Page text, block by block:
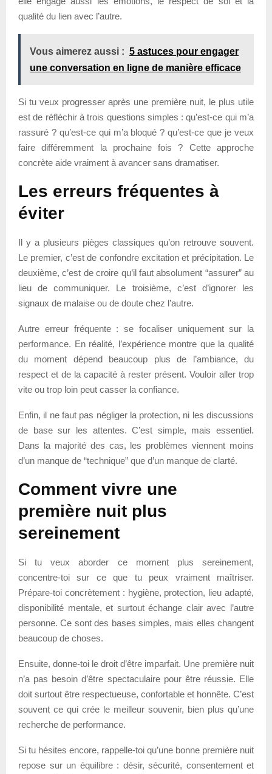
qualité du lien avec l’autre.
Vous aimerez aussi : 5 astuces pour engager
une conversation en ligne de manière efficace
Si tu veux progresser après une première nuit, le plus utile
est de réfléchir à trois questions simples : qu’est-ce qui m’a
rassuré ? qu’est-ce qui m’a bloqué ? qu’est-ce que je veux
faire différemment la prochaine fois ? Cette approche
concrète aide vraiment à avancer sans dramatiser.
Les erreurs fréquentes à
éviter
Il y a plusieurs pièges classiques qu’on retrouve souvent.
Le premier, c’est de confondre excitation et précipitation. Le
deuxième, c’est de croire qu’il faut absolument “assurer” au
lieu de communiquer. Le troisième, c’est d’ignorer les
signaux de malaise ou de doute chez l’autre.
Autre erreur fréquente : se focaliser uniquement sur la
performance. En réalité, l’expérience montre que la qualité
du moment dépend beaucoup plus de l’ambiance, du
respect et de la capacité à rester présent. Vouloir aller trop
vite ou trop loin peut casser la confiance.
Enfin, il ne faut pas négliger la protection, ni les discussions
de base sur les attentes. C’est simple, mais essentiel.
Dans la majorité des cas, les problèmes viennent moins
d’un manque de “technique” que d’un manque de clarté.
Comment vivre une
première nuit plus
sereinement
Si tu veux aborder ce moment plus sereinement,
concentre-toi sur ce que tu peux vraiment maîtriser.
Prépare-toi concrètement : hygiène, protection, lieu adapté,
disponibilité mentale, et surtout échange clair avec l’autre
personne. Ce sont des bases simples, mais elles changent
beaucoup de choses.
Ensuite, donne-toi le droit d’être imparfait. Une première nuit
n’a pas besoin d’être spectaculaire pour être réussie. Elle
doit surtout être respectueuse, confortable et honnête. C’est
souvent ce qui crée le meilleur souvenir, bien plus qu’une
recherche de performance.
Si tu hésites encore, rappelle-toi qu’une bonne première nuit
repose sur un équilibre : désir, sécurité, consentement et